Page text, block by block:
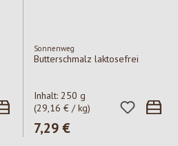
Sonnenweg
Butterschmalz laktosefrei
Inhalt: 250 g
(29,16 € / kg)
Regulärer Preis:
7,29 €